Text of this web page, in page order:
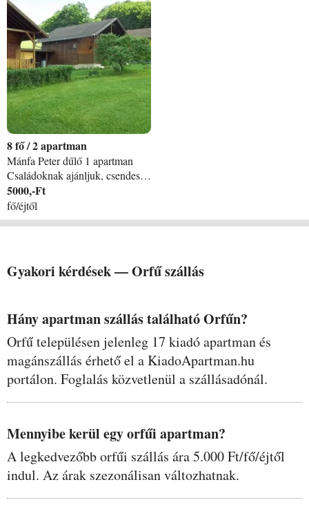
8 /2 apartman
Mánfa Peter dűlő 1 apartman
Családoknak ajánljuk, csendes erdőszéli környezetben rendezett portán nagy füves terület, kutyák és lovak között garantáljuk, hogy minden percét élvezni fogja a nálunk töltött időnek.
5000,-Ft
fő/éjtől
Gyakori kérdések —Orfűszállás
Hány apartman szállás található Orfűn?
Orfű településen jelenleg 17 kiadó apartman és
magánszállás érhető el a KiadoApartman.hu
portálon. Foglalás közvetlenül a szállásadónál.
Mennyibe kerül egy orfűi apartman?
A legkedvezőbb orfűi szállás ára 5.000 Ft/fő/éjtől
indul. Az árak szezonálisan változhatnak.